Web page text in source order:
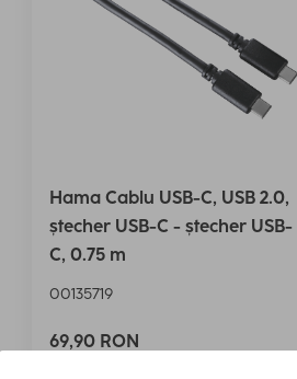
Hama Cablu USB-C, USB 2.0,
ștecher USB-C - ștecher USB-
C, 0.75 m
00135719
69,90 RON